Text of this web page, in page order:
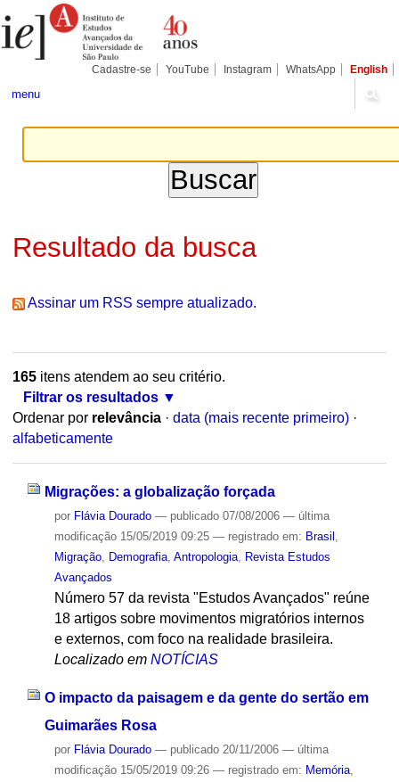
para
conteúdo.
Pessoais
Cadastre-se YouTube Instagram WhatsApp English
menu
Resultado da busca
Assinar um RSS sempre atualizado.
165itens atendem ao seu critério.
Filtrar os resultados
Ordenar por relevância · data (mais recente primeiro) ·
alfabeticamente
Migrações: a globalização forçada
por Flávia Dourado — publicado07/08/2006 — última
modificação15/05/2019 09:25 — registrado em: Brasil
Migração, Demografia, Antropologia,
Revista Estudos
Avançados
Número 57 da revista "Estudos Avançados" reúne
18 artigos sobre movimentos migratórios internos
e externos, com foco na realidade brasileira.
Localizado em NOTÍCIAS
O impacto da paisagem e da gente do sertão em
Guimarães Rosa
por Flávia Dourado — publicado20/11/2006 — última
modificação15/05/2019 09:26 — registrado em: Memória,